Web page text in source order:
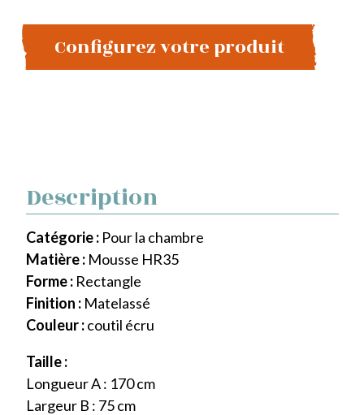
Configurez votre produit
Description
Catégorie : Pour la chambre
Matière : Mousse HR35
Forme : Rectangle
Finition : Matelassé
Couleur :coutil écru
Taille :
Longueur A : 170 cm
Largeur B : 75 cm